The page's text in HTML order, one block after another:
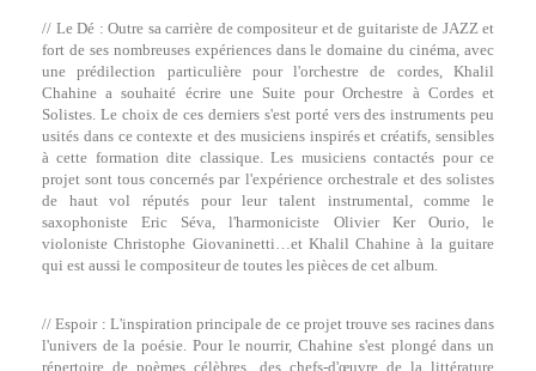
// Le Dé : Outre sa carrière de compositeur et de guitariste de JAZZ et
fort de ses nombreuses expériences dans le domaine du cinéma, avec
une prédilection particulière pour l'orchestre de cordes, Khalil
Chahine a souhaité écrire une Suite pour Orchestre à Cordes et
Solistes. Le choix de ces derniers s'est porté vers des instruments peu
usités dans ce contexte et des musiciens inspirés et créatifs, sensibles
à cette formation dite classique. Les musiciens contactés pour ce
projet sont tous concernés par l'expérience orchestrale et des solistes
de haut vol réputés pour leur talent instrumental, comme le
saxophoniste Eric Séva, l'harmoniciste Olivier Ker Ourio, le
violoniste Christophe Giovaninetti…et Khalil Chahine à la guitare
qui est aussi le compositeur de toutes les pièces de cet album.
// Espoir : L'inspiration principale de ce projet trouve ses racines dans
l'univers de la poésie. Pour le nourrir, Chahine s'est plongé dans un
répertoire de poèmes célèbres, des chefs-d'œuvre de la littérature